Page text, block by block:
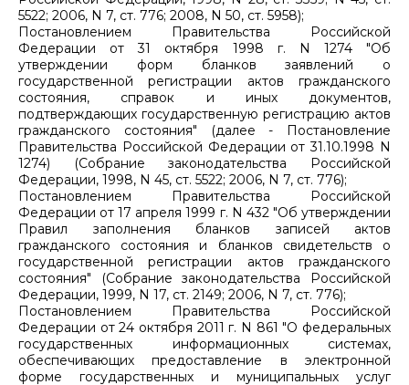
5522; 2006, N 7, ст. 776; 2008, N 50, ст. 5958);
Постановлением Правительства Российской
Федерации от 31 октября 1998 г. N 1274 "Об
утверждении форм бланков заявлений о
государственной регистрации актов гражданского
состояния, справок и иных документов,
подтверждающих государственную регистрацию актов
гражданского состояния" (далее - Постановление
Правительства Российской Федерации от 31.10.1998 N
1274) (Собрание законодательства Российской
Федерации, 1998, N 45, ст. 5522; 2006, N 7, ст. 776);
Постановлением Правительства Российской
Федерации от 17 апреля 1999 г. N 432 "Об утверждении
Правил заполнения бланков записей актов
гражданского состояния и бланков свидетельств о
государственной регистрации актов гражданского
состояния" (Собрание законодательства Российской
Федерации, 1999, N 17, ст. 2149; 2006, N 7, ст. 776);
Постановлением Правительства Российской
Федерации от 24 октября 2011 г. N 861 "О федеральных
государственных информационных системах,
обеспечивающих предоставление в электронной
форме государственных и муниципальных услуг